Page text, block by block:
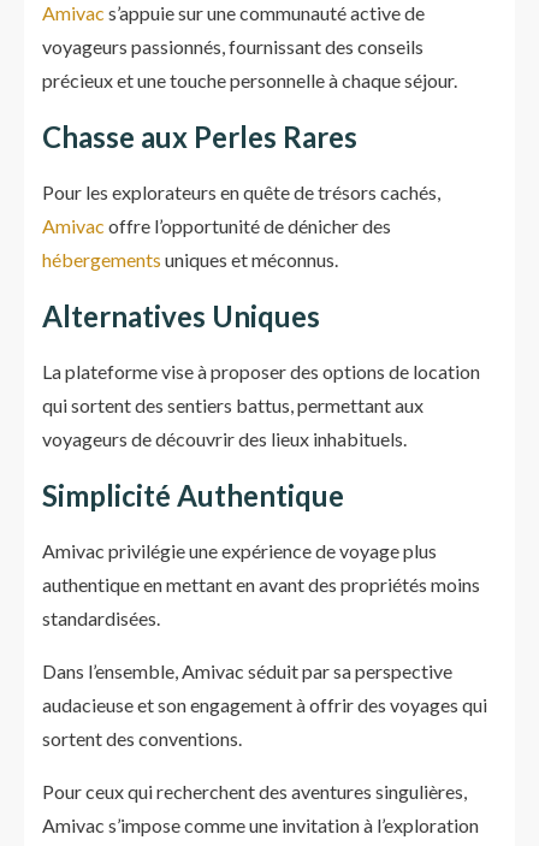
Amivac s’appuie sur une communauté active de
voyageurs passionnés, fournissant des conseils
précieux et une touche personnelle à chaque séjour.
Chasse aux Perles Rares
Pour les explorateurs en quête de trésors cachés,
Amivac offre l’opportunité de dénicher des
hébergements uniques et méconnus.
Alternatives Uniques
La plateforme vise à proposer des options de location
qui sortent des sentiers battus, permettant aux
voyageurs de découvrir des lieux inhabituels.
Simplicité Authentique
Amivac privilégie une expérience de voyage plus
authentique en mettant en avant des propriétés moins
standardisées.
Dans l’ensemble, Amivac séduit par sa perspective
audacieuse et son engagement à offrir des voyages qui
sortent des conventions.
Pour ceux qui recherchent des aventures singulières,
Amivac s’impose comme une invitation à l’exploration